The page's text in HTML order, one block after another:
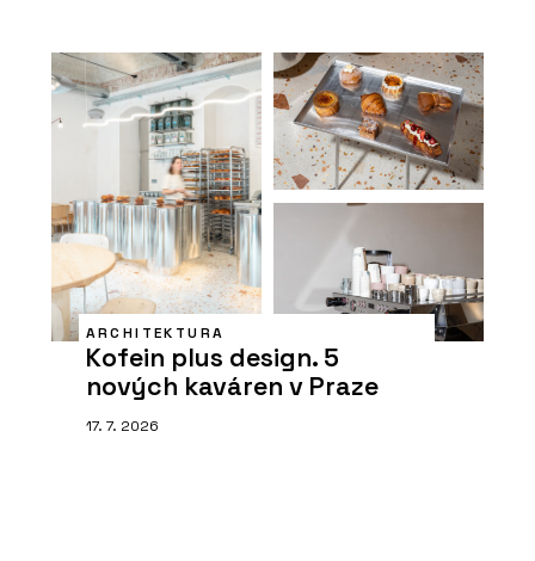
ARCHITEKTURA
Kofein plus design. 5
nových kaváren v Praze
17. 7. 2026